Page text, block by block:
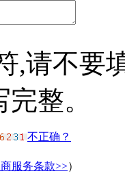
,请不要
整。
不正确？
服务条款>>）